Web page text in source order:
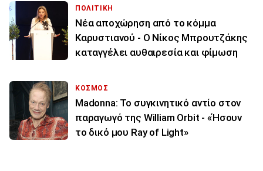
ΠΟΛΙΤΙΚΗ
Νέα αποχώρηση από το κόμμα
Καρυστιανού - Ο Νίκος Μπρουτζάκης
καταγγέλει αυθαιρεσία και φίμωση
ΚΟΣΜΟΣ
Madonna: Το συγκινητικό αντίο στον
παραγωγό της William Orbit - «Ήσουν
το δικό μου Ray of Light»